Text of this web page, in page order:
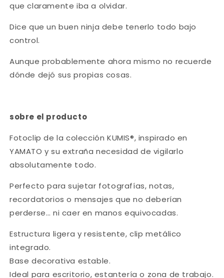
que claramente iba a olvidar.
Dice que un buen ninja debe tenerlo todo bajo
control.
Aunque probablemente ahora mismo no recuerde
dónde dejó sus propias cosas.
sobre el producto
Fotoclip de la colección KUMIS®, inspirado en
YAMATO y su extraña necesidad de vigilarlo
absolutamente todo.
Perfecto para sujetar fotografías, notas,
recordatorios o mensajes que no deberían
perderse… ni caer en manos equivocadas.
Estructura ligera y resistente, clip metálico
integrado.
Base decorativa estable.
Ideal para escritorio, estantería o zona de trabajo.